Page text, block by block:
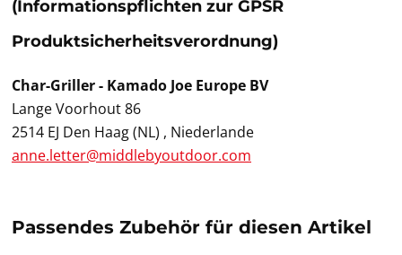
(Informationspflichten zur GPSR
Produktsicherheitsverordnung)
Char-Griller - Kamado Joe Europe BV
Lange Voorhout 86
2514 EJ Den Haag (NL) , Niederlande
anne.letter@middlebyoutdoor.com
Passendes Zubehör für diesen Artikel